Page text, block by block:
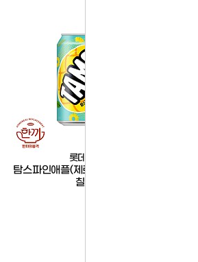
롯데칠성
탐스파인애플(제로)355ml캔(롯데
칠성)